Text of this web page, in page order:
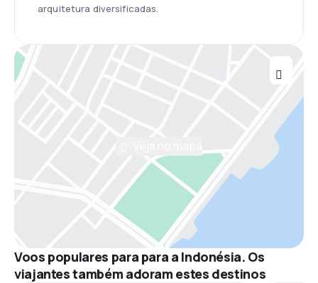
arquitetura diversificadas.
Voos populares para para a Indonésia. Os
viajantes também adoram estes destinos